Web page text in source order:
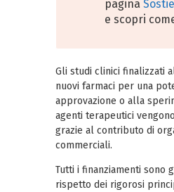
pagina
e scopri
Gli studi clinici finalizzati
nuovi farmaci per una
approvazione o alla
agenti terapeutici
grazie al contributo di
commerciali.
Tutti i finanziamenti sono
rispetto dei rigorosi